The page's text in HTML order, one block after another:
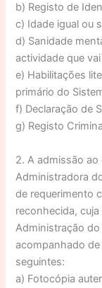
b) Registo de
c) Idade igual ou
d) Sanidade
actividade que
e) Habilitações
primário do
f) Declaração de
g) Registo
2. A admissão
Administradora
de requerimento
reconhecida,
Administração
acompanhado
seguintes:
a) Fotocópia